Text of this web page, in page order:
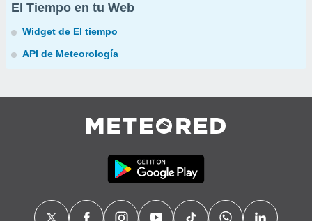
El Tiempo en tu Web
Widget de El tiempo
API de Meteorología